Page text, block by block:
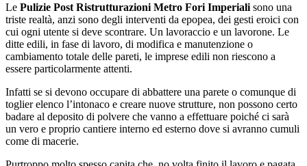
Le Pulizie Post Ristrutturazioni Metro Fori Imperiali sono una
triste realtà, anzi sono degli interventi da epopea, dei gesti eroici con
cui ogni utente si deve scontrare. Un lavoraccio e un lavorone. Le
ditte edili, in fase di lavoro, di modifica e manutenzione o
cambiamento totale delle pareti, le imprese edili non riescono a
essere particolarmente attenti.
Infatti se si devono occupare di abbattere una parete o comunque di
toglier elenco l’intonaco e creare nuove strutture, non possono certo
badare al deposito di polvere che vanno a effettuare poiché ci sarà
un vero e proprio cantiere interno ed esterno dove si avranno cumuli
come di macerie.